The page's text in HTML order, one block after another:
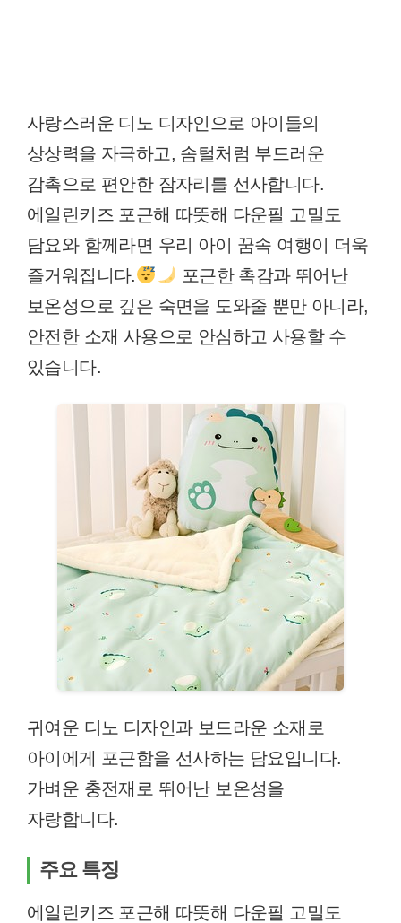
사랑스러운 디노 디자인으로 아이들의
상상력을 자극하고, 솜털처럼 부드러운
감촉으로 편안한 잠자리를 선사합니다.
에일린키즈 포근해 따뜻해 다운필 고밀도
담요와 함께라면 우리 아이 꿈속 여행이 더욱
즐거워집니다.
포근한 촉감과 뛰어난
보온성으로 깊은 숙면을 도와줄 뿐만 아니라,
안전한 소재 사용으로 안심하고 사용할 수
있습니다.
귀여운 디노 디자인과 보드라운 소재로
아이에게 포근함을 선사하는 담요입니다.
가벼운 충전재로 뛰어난 보온성을
자랑합니다.
주요 특징
에일린키즈 포근해 따뜻해 다운필 고밀도